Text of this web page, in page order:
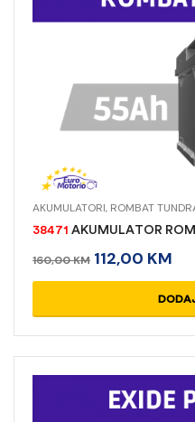
AKUMULATORI, ROMBAT
38471 AKUMULATOR
160,00KM 112,00 KM